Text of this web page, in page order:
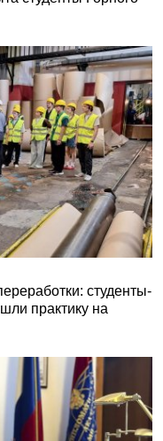
студенты-
практику на